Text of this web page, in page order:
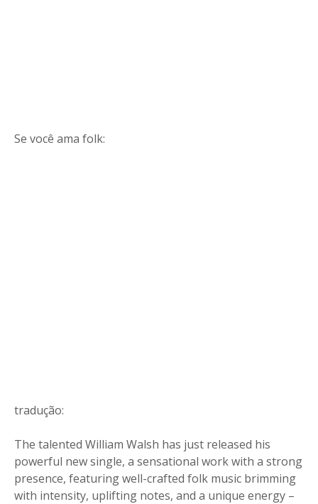
Se você ama folk:
tradução:
The talented William Walsh has just released his
powerful new single, a sensational work with a strong
presence, featuring well-crafted folk music brimming
with intensity, uplifting notes, and a unique energy –